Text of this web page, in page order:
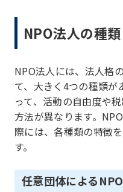
NPO法人の種類
NPO法人には、法人格
て、大きく4つの種類が
って、活動の自由度や
方法が異なります。
際には、各種類の特徴
す。
任意団体によるNPO